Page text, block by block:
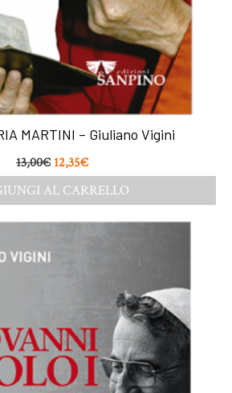
MARTINI – Giuliano Vigini
13,00€ 12,35€
AL CARRELLO